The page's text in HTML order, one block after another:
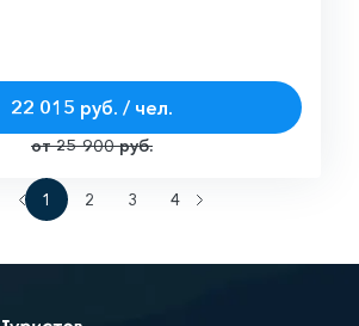
22 015 руб. / чел.
от 25 900 руб.
1 2 3 4